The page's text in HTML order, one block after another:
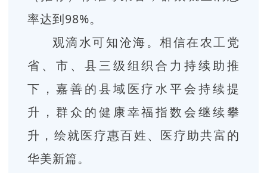
率达到98%。
观滴水可知沧海。相信在农工党
省、市、县三级组织合力持续助推
下，嘉善的县域医疗水平会持续提
升，群众的健康幸福指数会继续攀
升，绘就医疗惠百姓、医疗助共富的
华美新篇。